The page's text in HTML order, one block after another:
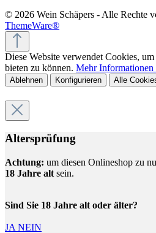
© 2026 Wein Schäpers - Alle Rechte
ThemeWare®
Diese Website verwendet Cookies,
bieten zu können. Mehr Informationen
Ablehnen Konfigurieren Alle
Altersprüfung
Achtung: um diesen Onlineshop zu
18 Jahre alt sein.
Sind Sie 18 Jahre alt oder älter?
JA NEIN